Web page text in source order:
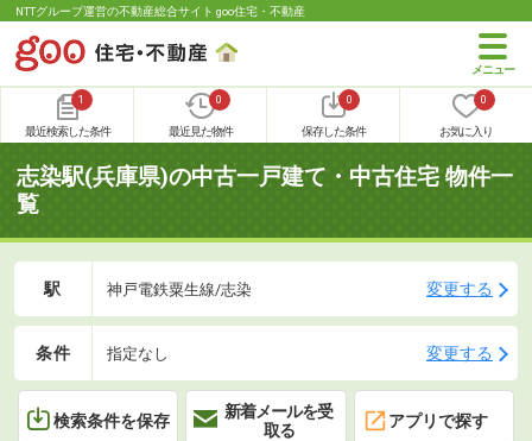
NTTグループ運営の不動産総合サイト goo住宅・不動産
1
最近検索した条件
0
最近見た物件
0
保存した条件
0
お気に入り
志染駅(兵庫県)の中古一戸建て・中古住宅 物件一
覧
駅 神戸電鉄粟生線/志染 変更する
条件 指定なし 変更する
検索条件を保存
新着メールを受
取る
アプリで探す